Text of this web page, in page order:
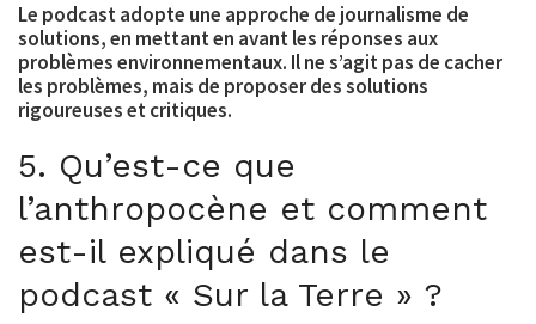
Le podcast adopte une approche de journalisme de
solutions, en mettant en avant les réponses aux
problèmes environnementaux. Il ne s’agit pas de cacher
les problèmes, mais de proposer des solutions
rigoureuses et critiques.
5. Qu’est-ce que
l’anthropocène et comment
est-il expliqué dans le
podcast « Sur la Terre » ?